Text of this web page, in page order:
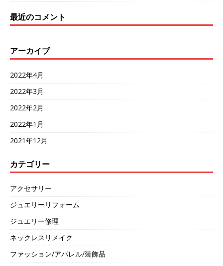
最近のコメント
アーカイブ
2022年4月
2022年3月
2022年2月
2022年1月
2021年12月
カテゴリー
アクセサリー
ジュエリーリフォーム
ジュエリー修理
ネックレスリメイク
ファッション/アパレル/装飾品